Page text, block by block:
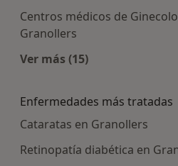
Centros médicos de
Granollers
Ver más (15)
Enfermedades más tratadas
Cataratas en Granollers
Retinopatía diabética en